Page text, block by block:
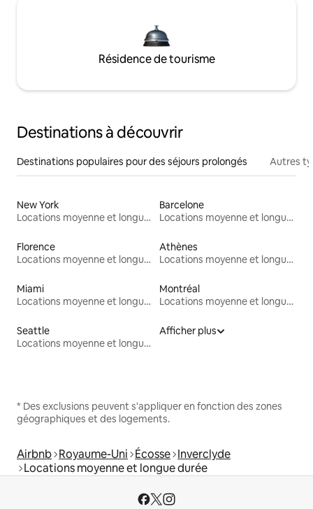
Résidence de tourisme
Destinations à découvrir
Destinations populaires pour des séjours prolongés Autres
New York
Locations moyenne et longue durée
Barcelone
Locations moyenne et longue durée
Florence
Locations moyenne et longue durée
Athènes
Locations moyenne et longue durée
Miami
Locations moyenne et longue durée
Montréal
Locations moyenne et longue durée
Seattle
Locations moyenne et longue durée
Afficher plus
* Des exclusions peuvent s'appliquer en fonction des zones
géographiques et des logements.
Airbnb Royaume-Uni Écosse Inverclyde
Locations moyenne et longue durée